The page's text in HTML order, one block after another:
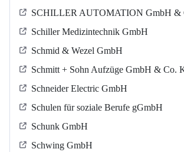
SCHILLER AUTOMATION GmbH &
Schiller Medizintechnik GmbH
Schmid & Wezel GmbH
Schmitt + Sohn Aufzüge GmbH & Co.
Schneider Electric GmbH
Schulen für soziale Berufe gGmbH
Schunk GmbH
Schwing GmbH